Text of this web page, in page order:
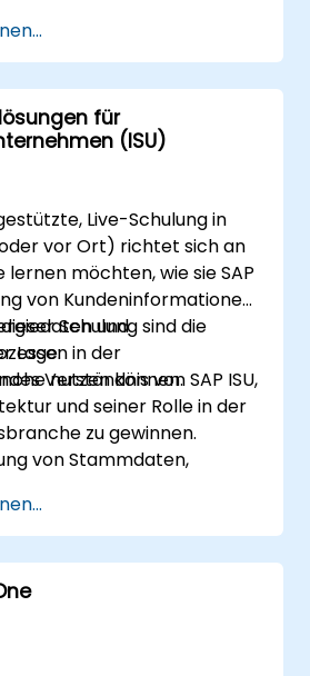
um den Benutzer:innen
Warnungen anzuzeigen.
mit anderen
Tools wie UDF, UDO,
etc. verwenden.
für
(ISU)
Live-Schulung in
vor Ort) richtet sich an
lernen möchten, wie sie SAP
von Kundeninformationen,
und
in der
nutzen können.
Schulung sind die
Lage:
Verständnis von SAP ISU,
und seiner Rolle in der
zu gewinnen.
von Stammdaten,
mit SAP ISU sicher zu
der Verwaltung von
und
SAP-Module zu